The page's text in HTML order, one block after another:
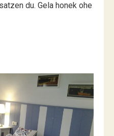
du. Gela honek ohe